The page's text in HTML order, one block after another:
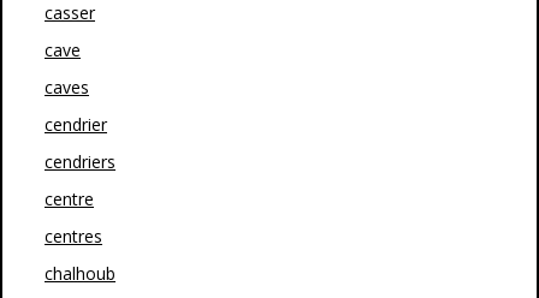
casser
cave
caves
cendrier
cendriers
centre
centres
chalhoub